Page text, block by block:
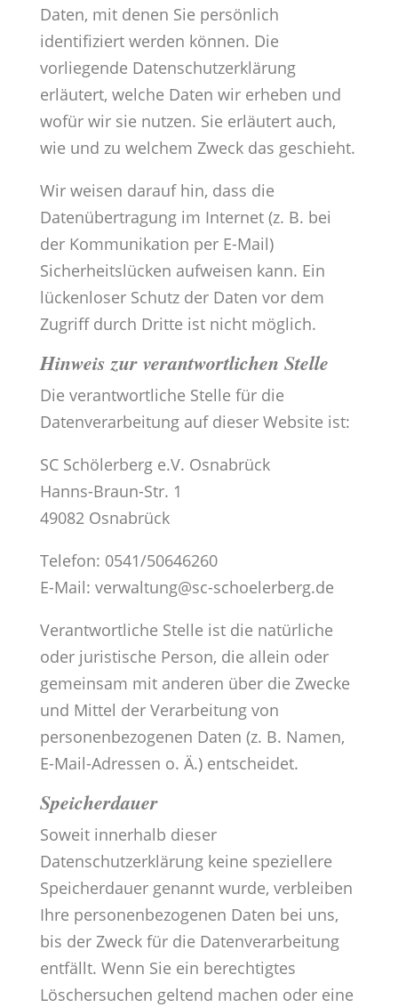
Daten, mit denen Sie persönlich
identifiziert werden können. Die
vorliegende Datenschutzerklärung
erläutert, welche Daten wir erheben und
wofür wir sie nutzen. Sie erläutert auch,
wie und zu welchem Zweck das geschieht.
Wir weisen darauf hin, dass die
Datenübertragung im Internet (z. B. bei
der Kommunikation per E-Mail)
Sicherheitslücken aufweisen kann. Ein
lückenloser Schutz der Daten vor dem
Zugriff durch Dritte ist nicht möglich.
Hinweis zur verantwortlichen Stelle
Die verantwortliche Stelle für die
Datenverarbeitung auf dieser Website ist:
SC Schölerberg e.V. Osnabrück
Hanns-Braun-Str. 1
49082 Osnabrück
Telefon: 0541/50646260
E-Mail: verwaltung@sc-schoelerberg.de
Verantwortliche Stelle ist die natürliche
oder juristische Person, die allein oder
gemeinsam mit anderen über die Zwecke
und Mittel der Verarbeitung von
personenbezogenen Daten (z. B. Namen,
E-Mail-Adressen o. Ä.) entscheidet.
Speicherdauer
Soweit innerhalb dieser
Datenschutzerklärung keine speziellere
Speicherdauer genannt wurde, verbleiben
Ihre personenbezogenen Daten bei uns,
bis der Zweck für die Datenverarbeitung
entfällt. Wenn Sie ein berechtigtes
Löschersuchen geltend machen oder eine